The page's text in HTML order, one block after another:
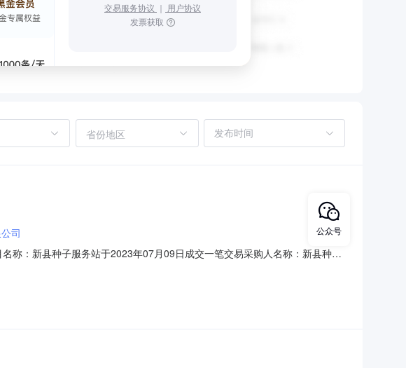
交易服务协议 ｜ 用户协议
发票获取
省份地区
司
称：新县种子服务站于2023年07月09日成交一笔交易采购人名称：新县种子
）DT100
公众号